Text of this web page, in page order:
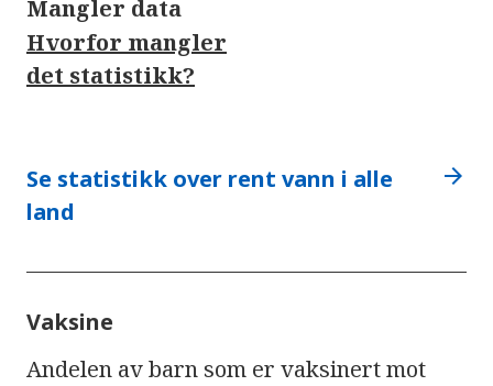
Mangler data
Hvorfor mangler
det statistikk?
Se statistikk over rent vann i alle
land
arrow_forward
Vaksine
Andelen av barn som er vaksinert mot